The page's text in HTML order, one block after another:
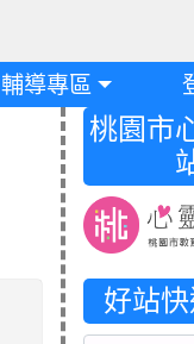
輔導專區
桃園市
好站